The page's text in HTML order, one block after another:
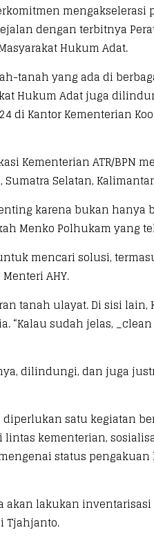
dengan terbitnya
Hukum Adat.
tanah yang ada di
Hukum Adat juga
di Kantor Kementerian
ATR/BPN
Selatan,
karena bukan
Menko Polhukam yang
mencari solusi,
AHY.
tanah ulayat. Di sisi lain,
sudah jelas,
dilindungi, dan juga
satu kegiatan
kementerian,
status
lakukan
Tjahjanto.